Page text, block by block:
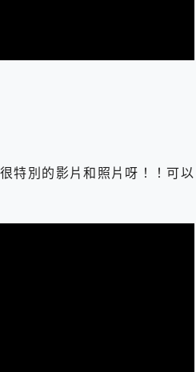
足全場景拍攝需求？
的AI 秘書已上線 每月免費送你
・創作儲存方案登場，趕快來
10000mAh 5合1 磁吸無線急速
】 可靠的旅行夥伴！帶給您優異
MD272UPSW 27型」 4K IPS
電一起搞定 ONPRO
無感配戴! 超穩超服貼，音質、
!
Neo分子篩洗脫烘 AI 滾筒洗衣機
除人聲 人聲 音樂分離 2024 消除
魔物獵人 Now飛人 ios教學 不出
充滿 CUKTECH 酷態科 300W 微
Data Recovery Wizard Free
特別的影片和照片呀！！可以